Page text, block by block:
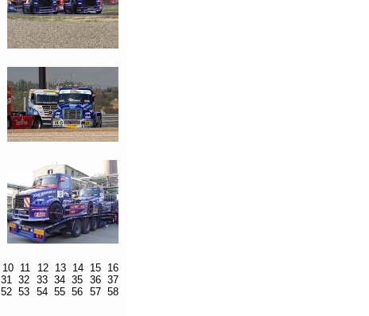
10 11 12 13 14 15 16
31 32 33 34 35 36 37
52 53 54 55 56 57 58